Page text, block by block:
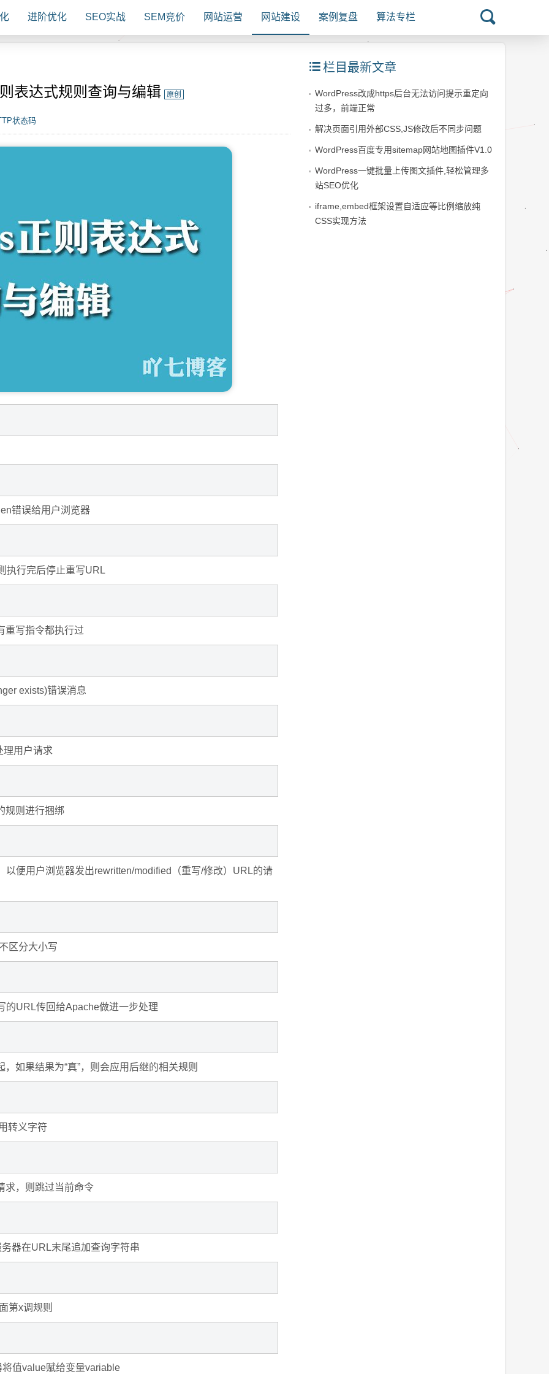
进阶优化 SEO实战 SEM竞价 网站运营 网站建设 案例复盘 算法专栏
表达式规则查询与编辑 原创
状态码
错误给用户浏览器
执行完后停止重写URL
重写指令都执行过
exists)错误消息
理用户请求
规则进行捆绑
便用户浏览器发出rewritten/modified（重写/修改）URL的请
区分大小写
的URL传回给Apache做进一步处理
如果结果为“真”，则会应用后继的相关规则
转义字符
求，则跳过当前命令
器在URL末尾追加查询字符串
第x调规则
值value赋给变量variable
栏目最新文章
WordPress改成https后台无法访问提示重定向
过多，前端正常
解决页面引用外部CSS,JS修改后不同步问题
WordPress百度专用sitemap网站地图插件V1.0
WordPress一键批量上传图文插件,轻松管理多
站SEO优化
iframe,embed框架设置自适应等比例缩放纯
CSS实现方法